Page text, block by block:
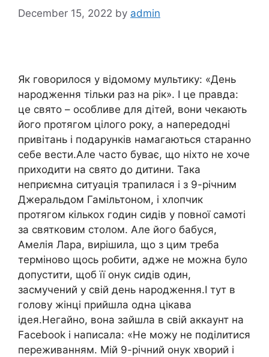
December 15, 2022 by admin
Як говорилося у відомому мультику: «День
народження тільки раз на рік». І це правда:
це свято – особливе для дітей, вони чекають
його протягом цілого року, а напередодні
привітань і подарунків намагаються старанно
себе вести.Але часто буває, що ніхто не хоче
приходити на свято до дитини. Така
неприємна ситуація трапилася і з 9-річним
Джеральдом Гамільтоном, і хлопчик
протягом кількох годин сидів у повної самоті
за святковим столом. Але його бабуся,
Амелія Лара, вирішила, що з цим треба
терміново щось робити, адже не можна було
допустити, щоб її онук сидів один,
засмучений у свій день народження.І тут в
голову жінці прийшла одна цікава
ідея.Негайно, вона зайшла в свій аккаунт на
Facebook і написала: «Не можу не поділитися
переживанням. Мій 9-річний онук хворий і